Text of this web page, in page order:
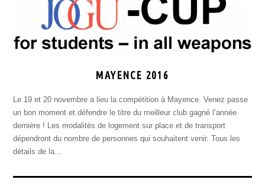
MAYENCE 2016
Le 19 et 20 novembre a lieu la compétition à Mayence. Venez passe
un bon moment et défendre le titre du meilleur club gagné l’année
dernière ! Les modalités de logement sur place et de transport
dépendront du nombre de personnes qui souhaitent venir. Tous les
détails de la…